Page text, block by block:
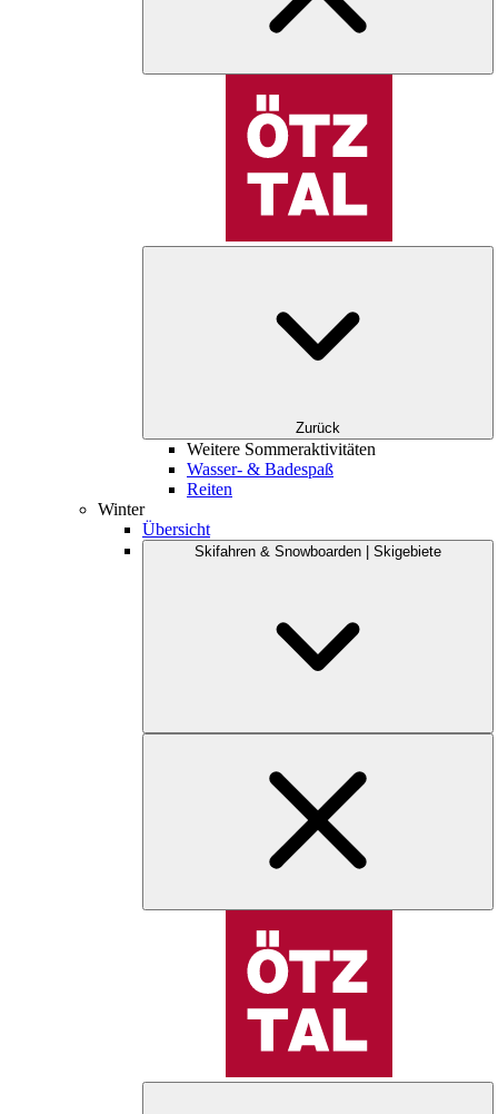
Zurück
Weitere Sommeraktivitäten
Wasser- & Badespaß
Reiten
Winter
Übersicht
Skifahren & Snowboarden | Skigebiete